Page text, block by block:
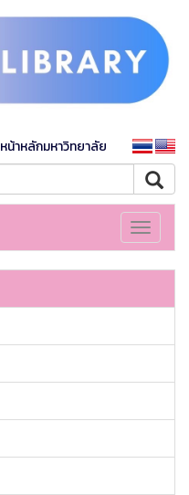
หน้าหลักมหาวิทยาลัย
Toggle